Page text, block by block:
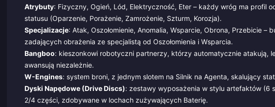
Atrybuty: Fizyczny, Ogień, Lód, Elektryczność, Eter – każdy wróg ma profil
statusu (Oparzenie, Porażenie, Zamrożenie, Szturm, Korozja).
Specjalizacje: Atak, Oszołomienie, Anomalia, Wsparcie, Obrona, Przebicie
zadających obrażenia ze specjalistą od Oszołomienia i Wsparcia.
Bangboo: kieszonkowi robotyczni partnerzy, którzy automatycznie atakują,
awansują niezależnie.
W-Engines: system broni, z jednym slotem na Silnik na Agenta, skalujący
Dyski Napędowe (Drive Discs): zestawy wyposażenia w stylu artefaktów (6
2/4 części, zdobywane w lochach zużywających Baterię.